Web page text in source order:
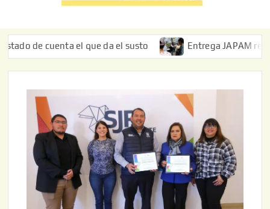
cuenta el que da el susto Entrega JAPAM